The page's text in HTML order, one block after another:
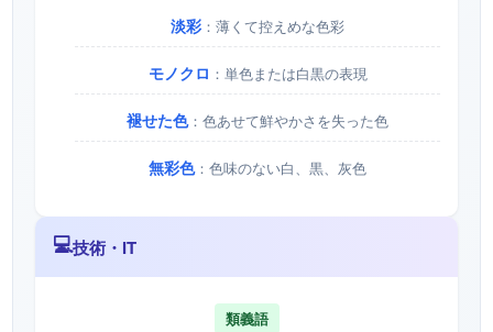
淡彩 ：薄くて控えめな色彩
モノクロ ：単色または白黒の表現
褪せた色：色あせて鮮やかさを失った色
無彩色：色味のない白、黒、灰色
💻技術・IT
類義語